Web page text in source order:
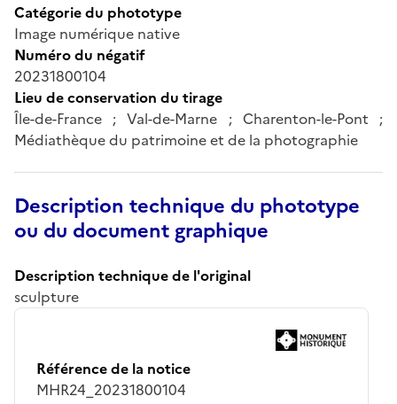
Catégorie du phototype
Image numérique native
Numéro du négatif
20231800104
Lieu de conservation du tirage
Île-de-France ; Val-de-Marne ; Charenton-le-Pont ;
Médiathèque du patrimoine et de la photographie
Description technique du phototype
ou du document graphique
Description technique de l'original
sculpture
Référence de la notice
MHR24_20231800104